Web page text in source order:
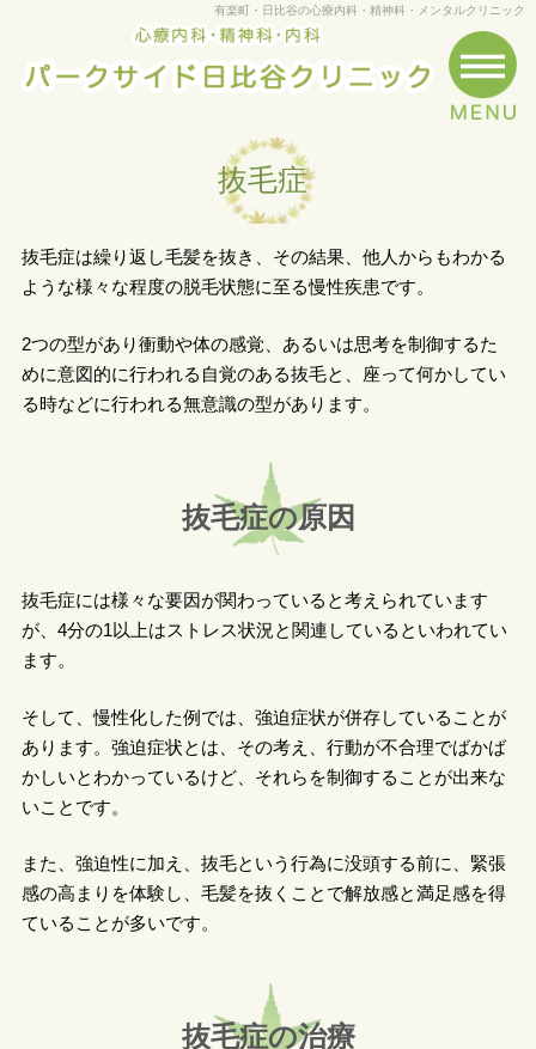
有楽町・日比谷の心療内科・精神科・メンタルクリニック
抜毛症
抜毛症は繰り返し毛髪を抜き、その結果、他人からもわかる
ような様々な程度の脱毛状態に至る慢性疾患です。
2つの型があり衝動や体の感覚、あるいは思考を制御するた
めに意図的に行われる自覚のある抜毛と、座って何かしてい
る時などに行われる無意識の型があります。
抜毛症の原因
抜毛症には様々な要因が関わっていると考えられています
が、4分の1以上はストレス状況と関連しているといわれてい
ます。
そして、慢性化した例では、強迫症状が併存していることが
あります。強迫症状とは、その考え、行動が不合理でばかば
かしいとわかっているけど、それらを制御することが出来な
いことです。
また、強迫性に加え、抜毛という行為に没頭する前に、緊張
感の高まりを体験し、毛髪を抜くことで解放感と満足感を得
ていることが多いです。
抜毛症の治療